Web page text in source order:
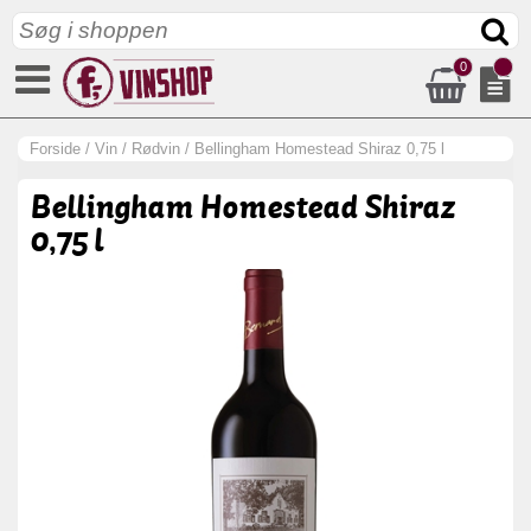
0
Forside / Vin / Rødvin / Bellingham Homestead Shiraz 0,75 l
Bellingham Homestead Shiraz
0,75 l